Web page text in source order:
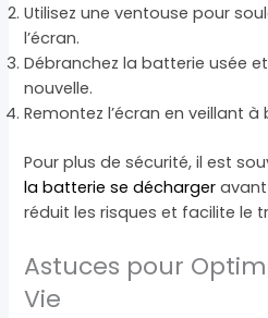
Utilisez une ventouse pour
l’écran.
Débranchez la batterie usée
nouvelle.
Remontez l’écran en veillant à
Pour plus de sécurité, il est
la batterie se décharger
réduit les risques et facilite le
Astuces pour
Vie